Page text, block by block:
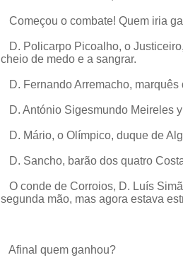
Começou o combate! Quem iria
D. Policarpo Picoalho, o
cheio de medo e a sangrar.
D. Fernando Arremacho,
D. António Sigesmundo Meireles
D. Mário, o Olímpico, duque de
D. Sancho, barão dos quatro
O conde de Corroios, D. Luís
segunda mão, mas agora estava
Afinal quem ganhou?